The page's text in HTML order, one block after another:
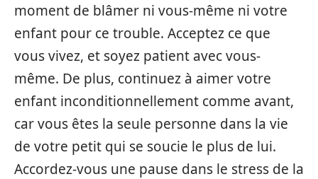
moment de blâmer ni vous-même ni votre
enfant pour ce trouble. Acceptez ce que
vous vivez, et soyez patient avec vous-
même. De plus, continuez à aimer votre
enfant inconditionnellement comme avant,
car vous êtes la seule personne dans la vie
de votre petit qui se soucie le plus de lui.
Accordez-vous une pause dans le stress de la